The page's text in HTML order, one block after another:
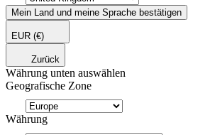
Mein Land und meine Sprache bestätigen
EUR (€)
Zurück
Währung unten auswählen
Geografische Zone
Währung